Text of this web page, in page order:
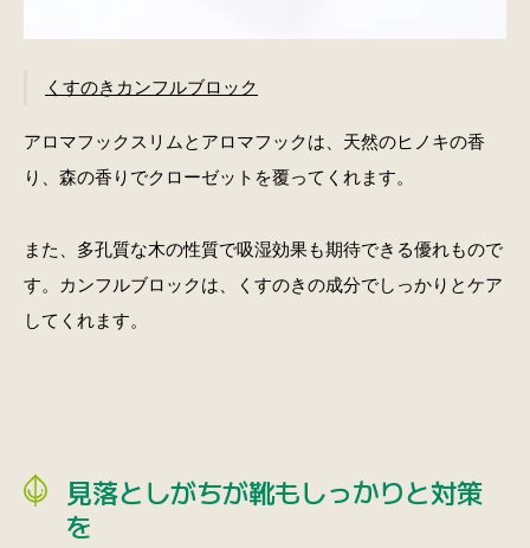
くすのきカンフルブロック
アロマフックスリムとアロマフックは、天然のヒノキの香
り、森の香りでクローゼットを覆ってくれます。
また、多孔質な木の性質で吸湿効果も期待できる優れもので
す。カンフルブロックは、くすのきの成分でしっかりとケア
してくれます。
見落としがちが靴もしっかりと対策
を